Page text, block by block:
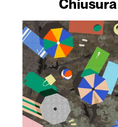
Scopri i prodotti
con le
ideali per la
categoria